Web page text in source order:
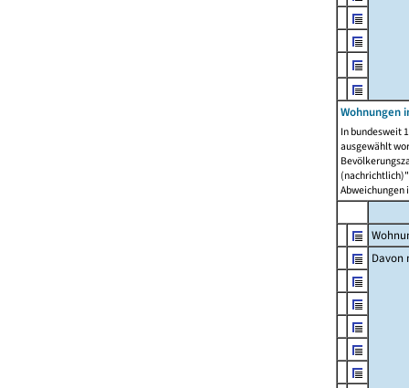
Wohnungen
In bundesweit
ausgewählt
Abweichungen
Davon